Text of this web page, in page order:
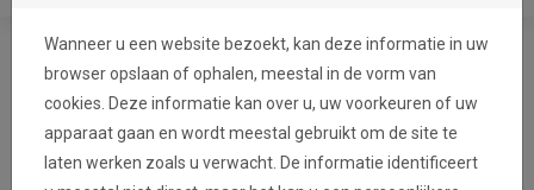
Cookies
Nationale Loterij gebruikt cookies om de
Wanneer u een website bezoekt, kan deze informatie in uw
browser opslaan of ophalen, meestal in de vorm van
cookies. Deze informatie kan over u, uw voorkeuren of uw
apparaat gaan en wordt meestal gebruikt om de site te
laten werken zoals u verwacht. De informatie identificeert